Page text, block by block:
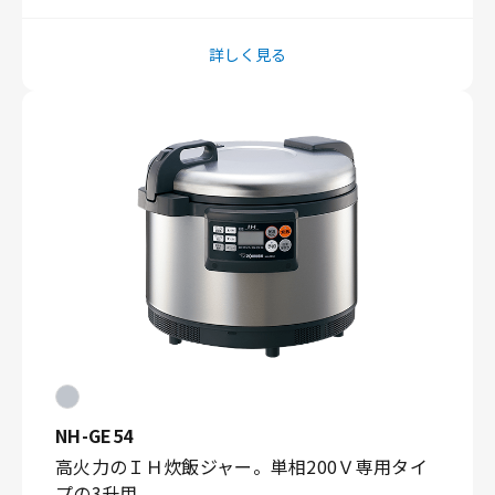
詳しく見る
NH-GE54
高火力のＩＨ炊飯ジャー。単相200Ｖ専用タイ